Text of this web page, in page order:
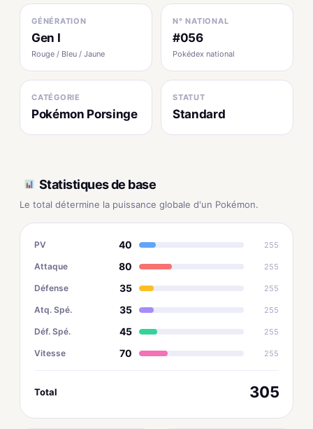
GÉNÉRATION
Gen I
Rouge / Bleu / Jaune
N° NATIONAL
#056
Pokédex national
CATÉGORIE
Pokémon Porsinge
STATUT
Standard
Statistiques de base
Le total détermine la puissance globale d'un Pokémon.
PV 40 255
Attaque 80 255
Défense 35 255
Atq. Spé. 35 255
Déf. Spé. 45 255
Vitesse 70 255
Total 305